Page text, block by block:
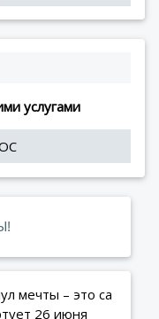
услугами
мечты – это са
26 июня